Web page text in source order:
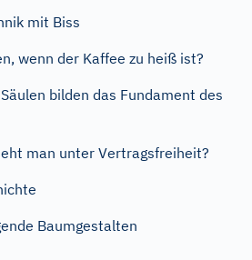
mit Biss
wenn der Kaffee zu heiß ist?
bilden das Fundament des
man unter Vertragsfreiheit?
Baumgestalten